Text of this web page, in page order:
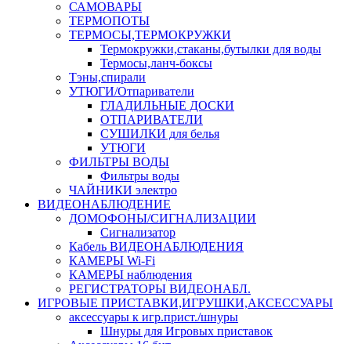
САМОВАРЫ
ТЕРМОПОТЫ
ТЕРМОСЫ,ТЕРМОКРУЖКИ
Термокружки,стаканы,бутылки для воды
Термосы,ланч-боксы
Тэны,спирали
УТЮГИ/Отпариватели
ГЛАДИЛЬНЫЕ ДОСКИ
ОТПАРИВАТЕЛИ
СУШИЛКИ для белья
УТЮГИ
ФИЛЬТРЫ ВОДЫ
Фильтры воды
ЧАЙНИКИ электро
ВИДЕОНАБЛЮДЕНИЕ
ДОМОФОНЫ/СИГНАЛИЗАЦИИ
Сигнализатор
Кабель ВИДЕОНАБЛЮДЕНИЯ
КАМЕРЫ Wi-Fi
КАМЕРЫ наблюдения
РЕГИСТРАТОРЫ ВИДЕОНАБЛ.
ИГРОВЫЕ ПРИСТАВКИ,ИГРУШКИ,АКСЕССУАРЫ
аксесcуары к игр.прист./шнуры
Шнуры для Игровых приставок